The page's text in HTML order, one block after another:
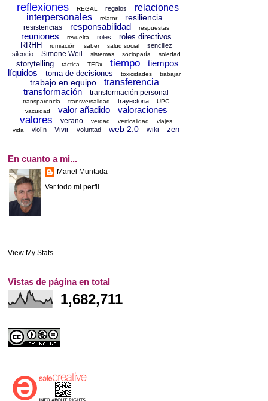
reflexiones REGAL regalos
relaciones
interpersonales
relator resiliencia
resistencias responsabilidad respuestas
reuniones revuelta roles
roles directivos
RRHH
rumiación saber salud social
sencillez
silencio
Simone Weil sistemas sociopatía soledad
storytelling táctica TEDx tiempo
tiempos
líquidos
toma de decisiones toxicidades trabajar
trabajo en equipo
transferencia
transformación
transformación personal
transparencia transversalidad trayectoria
UPC
vacuidad
valor añadido valoraciones
valores verano verdad verticalidad
viajes
vida
violín Vivir voluntad web 2.0 wiki zen
En cuanto a mi...
Manel Muntada
Ver todo mi perfil
View My Stats
Vistas de página en total
1,682,711